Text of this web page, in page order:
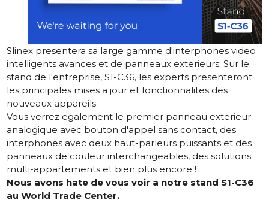
Slinex presentera sa large gamme d'interphones video
intelligents avances et de panneaux exterieurs. Sur le
stand de l'entreprise, S1-C36, les experts presenteront
les principales mises a jour et fonctionnalites des
nouveaux appareils.
Vous verrez egalement le premier panneau exterieur
analogique avec bouton d'appel sans contact, des
interphones avec deux haut-parleurs puissants et des
panneaux de couleur interchangeables, des solutions
multi-appartements et bien plus encore !
Nous avons hate de vous voir a notre stand S1-C36
au World Trade Center.